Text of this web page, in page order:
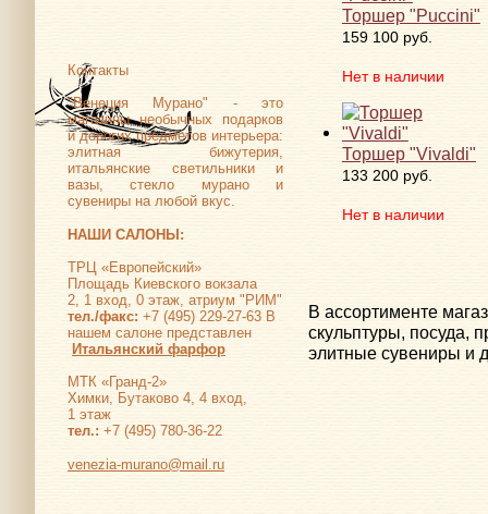
Контакты
"Венеция Мурано" - это
магазины необычных подарков
и дорогих предметов интерьера:
элитная бижутерия,
итальянские светильники и
вазы, стекло мурано и
сувениры на любой вкус.
НАШИ САЛОНЫ:
ТРЦ «Европейский»
Площадь Киевского вокзала
2, 1 вход, 0 этаж, атриум "РИМ"
тел./факс: +7 (495) 229-27-63 В
нашем салоне представлен
Итальянский фарфор
МТК «Гранд-2»
Химки, Бутаково 4, 4 вход,
1 этаж
тел.: +7 (495) 780-36-22
venezia-murano@mail.ru
Торшер "Puccini"
159 100 руб.
Нет в наличии
Торшер "Vivaldi"
133 200 руб.
Нет в наличии
В ассортименте
скульптуры, посуда,
элитные сувениры и